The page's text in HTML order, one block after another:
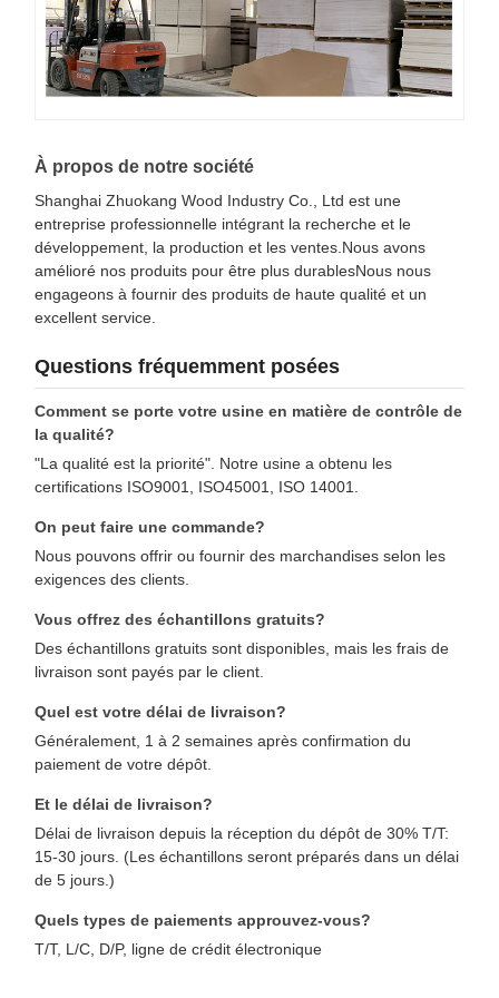
À propos de notre société
Shanghai Zhuokang Wood Industry Co., Ltd est une
entreprise professionnelle intégrant la recherche et le
développement, la production et les ventes.Nous avons
amélioré nos produits pour être plus durablesNous nous
engageons à fournir des produits de haute qualité et un
excellent service.
Questions fréquemment posées
Comment se porte votre usine en matière de contrôle de
la qualité?
"La qualité est la priorité". Notre usine a obtenu les
certifications ISO9001, ISO45001, ISO 14001.
On peut faire une commande?
Nous pouvons offrir ou fournir des marchandises selon les
exigences des clients.
Vous offrez des échantillons gratuits?
Des échantillons gratuits sont disponibles, mais les frais de
livraison sont payés par le client.
Quel est votre délai de livraison?
Généralement, 1 à 2 semaines après confirmation du
paiement de votre dépôt.
Et le délai de livraison?
Délai de livraison depuis la réception du dépôt de 30% T/T:
15-30 jours. (Les échantillons seront préparés dans un délai
de 5 jours.)
Quels types de paiements approuvez-vous?
T/T, L/C, D/P, ligne de crédit électronique